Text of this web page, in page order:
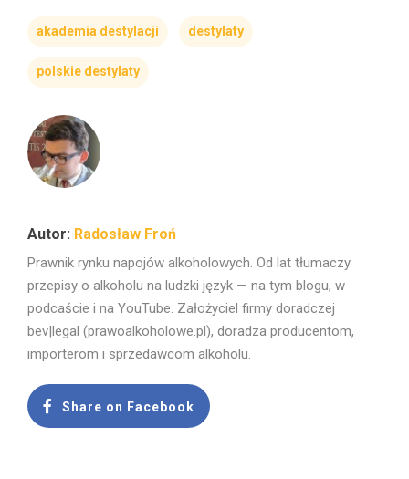
akademia destylacji destylaty
polskie destylaty
Radosław Froń
Prawnik rynku napojów alkoholowych. Od lat tłumaczy
przepisy o alkoholu na ludzki język — na tym blogu, w
podcaście i na YouTube. Założyciel firmy doradczej
bev|legal (prawoalkoholowe.pl), doradza producentom,
importerom i sprzedawcom alkoholu.
Share on Facebook